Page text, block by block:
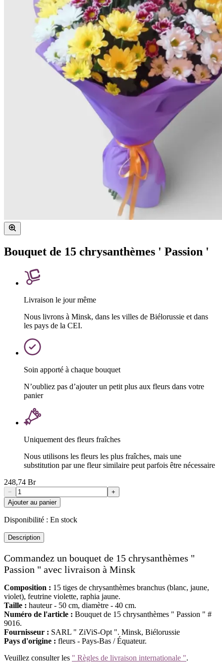
Bouquet de 15 chrysanthèmes ' Passion '
Livraison le jour même
Nous livrons à Minsk, dans les villes de Biélorussie et dans
les pays de la CEI.
Soin apporté à chaque bouquet
N’oubliez pas d’ajouter un petit plus aux fleurs dans votre
panier
Uniquement des fleurs fraîches
Nous utilisons les fleurs les plus fraîches, mais une
substitution par une fleur similaire peut parfois être nécessaire
248,74 Br
−
+
Ajouter au panier
Disponibilité : En stock
Description
Commandez un bouquet de 15 chrysanthèmes "
Passion " avec livraison à Minsk
Composition : 15 tiges de chrysanthèmes branchus (blanc, jaune,
violet), feutrine violette, raphia jaune.
Taille : hauteur - 50 cm, diamètre - 40 cm.
Numéro de l'article : Bouquet de 15 chrysanthèmes " Passion " #
9016.
Fournisseur : SARL " ZiViS-Opt ". Minsk, Biélorussie
Pays d'origine : fleurs - Pays-Bas / Équateur.
Veuillez consulter les " Règles de livraison internationale ".